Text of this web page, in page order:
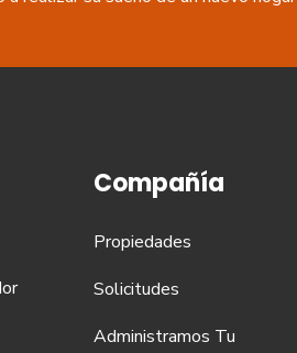
Compañía
Propiedades
Solicitudes
Administramos Tu